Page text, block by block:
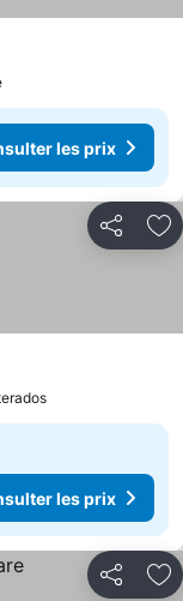
les prix
Partager
les prix
Partager